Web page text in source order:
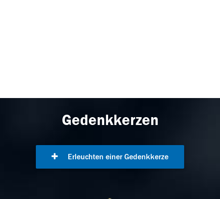
Gedenkkerzen
Erleuchten einer Gedenkkerze